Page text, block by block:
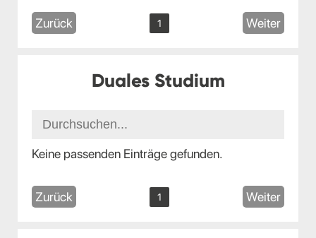
Zurück 1 Weiter
Duales Studium
Keine passenden Einträge gefunden.
Zurück 1 Weiter